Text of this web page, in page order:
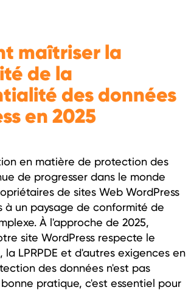
maîtriser la
de la
des données
en 2025
en matière de protection des
de progresser dans le monde
de sites Web WordPress
à un paysage de conformité de
À l'approche de 2025,
site WordPress respecte le
la LPRPDE et d'autres exigences en
des données n'est pas
pratique, c'est essentiel pour